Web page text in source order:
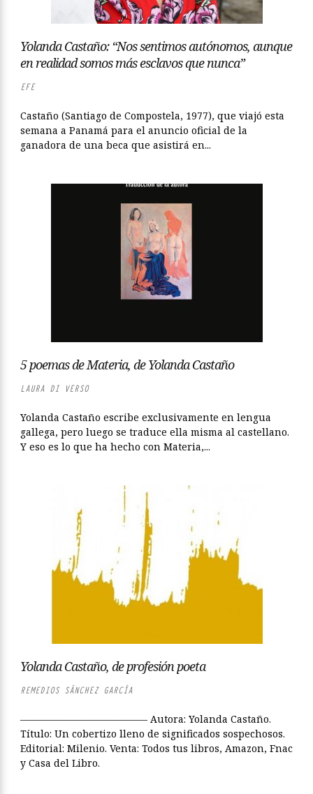
Yolanda Castaño: “Nos sentimos autónomos, aunque
en realidad somos más esclavos que nunca”
EFE
Castaño (Santiago de Compostela, 1977), que viajó esta
semana a Panamá para el anuncio oficial de la
ganadora de una beca que asistirá en...
5 poemas de Materia, de Yolanda Castaño
LAURA DI VERSO
Yolanda Castaño escribe exclusivamente en lengua
gallega, pero luego se traduce ella misma al castellano.
Y eso es lo que ha hecho con Materia,...
Yolanda Castaño, de profesión poeta
REMEDIOS SÁNCHEZ GARCÍA
————————————— Autora: Yolanda Castaño.
Título: Un cobertizo lleno de significados sospechosos.
Editorial: Milenio. Venta: Todos tus libros, Amazon, Fnac
y Casa del Libro.